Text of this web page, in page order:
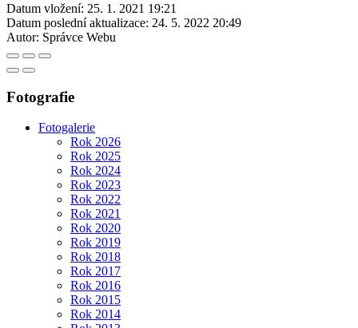
Datum vložení: 25. 1. 2021 19:21
Datum poslední aktualizace: 24. 5. 2022 20:49
Autor: Správce Webu
Fotografie
Fotogalerie
Rok 2026
Rok 2025
Rok 2024
Rok 2023
Rok 2022
Rok 2021
Rok 2020
Rok 2019
Rok 2018
Rok 2017
Rok 2016
Rok 2015
Rok 2014